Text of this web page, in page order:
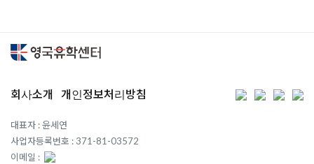
회사소개 개인정보처리방침
대표자 : 윤세연
사업자등록번호 : 371-81-03572
이메일 :